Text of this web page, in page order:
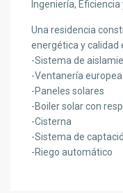
Ingeniería,
Una residencia
energética y calidad
-Sistema de
-Ventanería
-Paneles solares
-Boiler solar con
-Cisterna
-Sistema de
-Riego automático